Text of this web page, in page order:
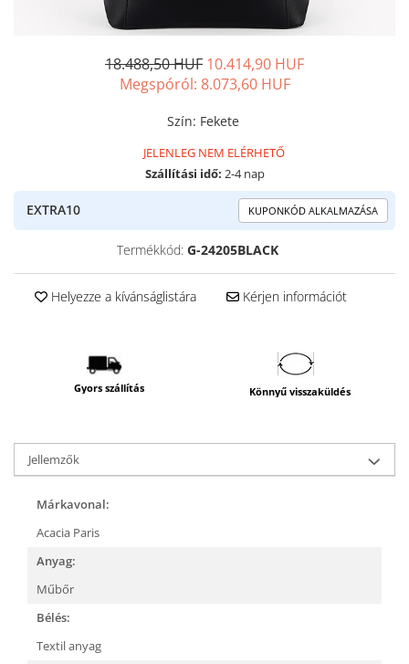
18.488,50 HUF 10.414,90 HUF
Megspóról: 8.073,60 HUF
Szín: Fekete
JELENLEG NEM ELÉRHETŐ
Szállítási idő: 2-4 nap
EXTRA10 KUPONKÓD ALKALMAZÁSA
Termékkód: G-24205BLACK
Helyezze a kívánságlistára Kérjen információt
Gyors szállítás Könnyű visszaküldés
Jellemzők
Márkavonal:
Acacia Paris
Anyag:
Műbőr
Bélés:
Textil anyag